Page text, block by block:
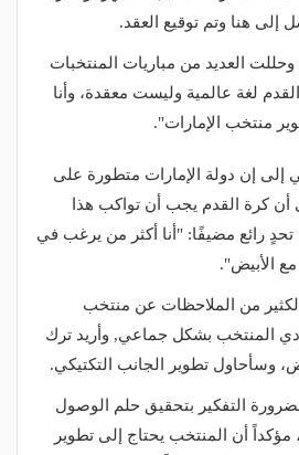
هنا وتم توقيع العقد.
وحللت العديد من مباريات المنتخبات
القدم لغة عالمية وليست معقدة، وأنا
منتخب الإمارات".
إلى إن دولة الإمارات متطورة على
أن كرة القدم يجب أن تواكب هذا
تحدٍ رائع مضيفًا: "أنا أكثر من يرغب في
الأبيض".
من الملاحظات عن منتخب
المنتخب بشكل جماعي, وأريد ترك
وسأحاول تطوير الجانب التكتيكي.
التفكير بتحقيق حلم الوصول
مؤكداً أن المنتخب يحتاج إلى تطوير